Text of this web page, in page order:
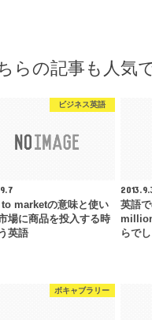
らの記事も人気
ビジネス英語
marketの意味と使い
場に商品を投入する時
英語
英語
らで
ボキャブラリー